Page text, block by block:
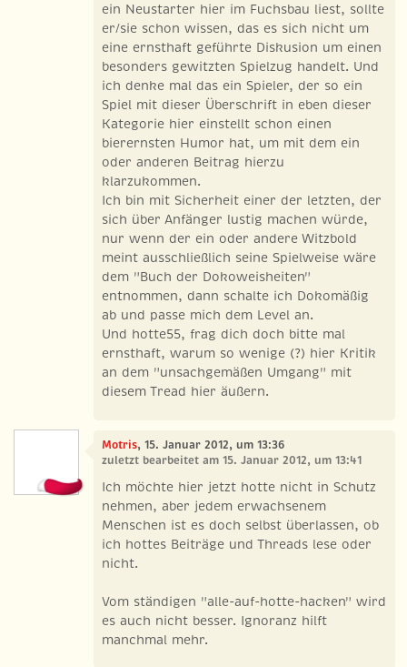
ein Neustarter hier im Fuchsbau liest, sollte
er/sie schon wissen, das es sich nicht um
eine ernsthaft geführte Diskusion um einen
besonders gewitzten Spielzug handelt. Und
ich denke mal das ein Spieler, der so ein
Spiel mit dieser Überschrift in eben dieser
Kategorie hier einstellt schon einen
bierernsten Humor hat, um mit dem ein
oder anderen Beitrag hierzu
klarzukommen.
Ich bin mit Sicherheit einer der letzten, der
sich über Anfänger lustig machen würde,
nur wenn der ein oder andere Witzbold
meint ausschließlich seine Spielweise wäre
dem "Buch der Dokoweisheiten"
entnommen, dann schalte ich Dokomäßig
ab und passe mich dem Level an.
Und hotte55, frag dich doch bitte mal
ernsthaft, warum so wenige (?) hier Kritik
an dem "unsachgemäßen Umgang" mit
diesem Tread hier äußern.
Motris, 15. Januar 2012, um 13:36
zuletzt bearbeitet am 15. Januar 2012, um 13:41
Ich möchte hier jetzt hotte nicht in Schutz
nehmen, aber jedem erwachsenem
Menschen ist es doch selbst überlassen, ob
ich hottes Beiträge und Threads lese oder
nicht.
Vom ständigen "alle-auf-hotte-hacken" wird
es auch nicht besser. Ignoranz hilft
manchmal mehr.